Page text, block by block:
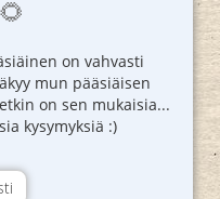
on vahvasti
mun pääsiäisen
on sen mukaisia...
kysymyksiä :)